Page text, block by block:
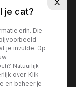
je dat?
erin. Die
je invulde. Op
Natuurlijk
over. Klik
en beheer je